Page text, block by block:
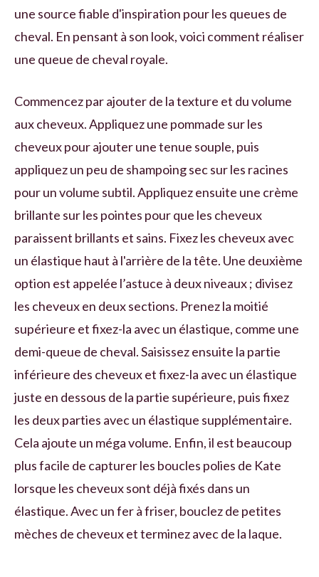
une source fiable d'inspiration pour les queues de
cheval. En pensant à son look, voici comment réaliser
une queue de cheval royale.
Commencez par ajouter de la texture et du volume
aux cheveux. Appliquez une pommade sur les
cheveux pour ajouter une tenue souple, puis
appliquez un peu de shampoing sec sur les racines
pour un volume subtil. Appliquez ensuite une crème
brillante sur les pointes pour que les cheveux
paraissent brillants et sains. Fixez les cheveux avec
un élastique haut à l'arrière de la tête. Une deuxième
option est appelée l’astuce à deux niveaux ; divisez
les cheveux en deux sections. Prenez la moitié
supérieure et fixez-la avec un élastique, comme une
demi-queue de cheval. Saisissez ensuite la partie
inférieure des cheveux et fixez-la avec un élastique
juste en dessous de la partie supérieure, puis fixez
les deux parties avec un élastique supplémentaire.
Cela ajoute un méga volume. Enfin, il est beaucoup
plus facile de capturer les boucles polies de Kate
lorsque les cheveux sont déjà fixés dans un
élastique. Avec un fer à friser, bouclez de petites
mèches de cheveux et terminez avec de la laque.